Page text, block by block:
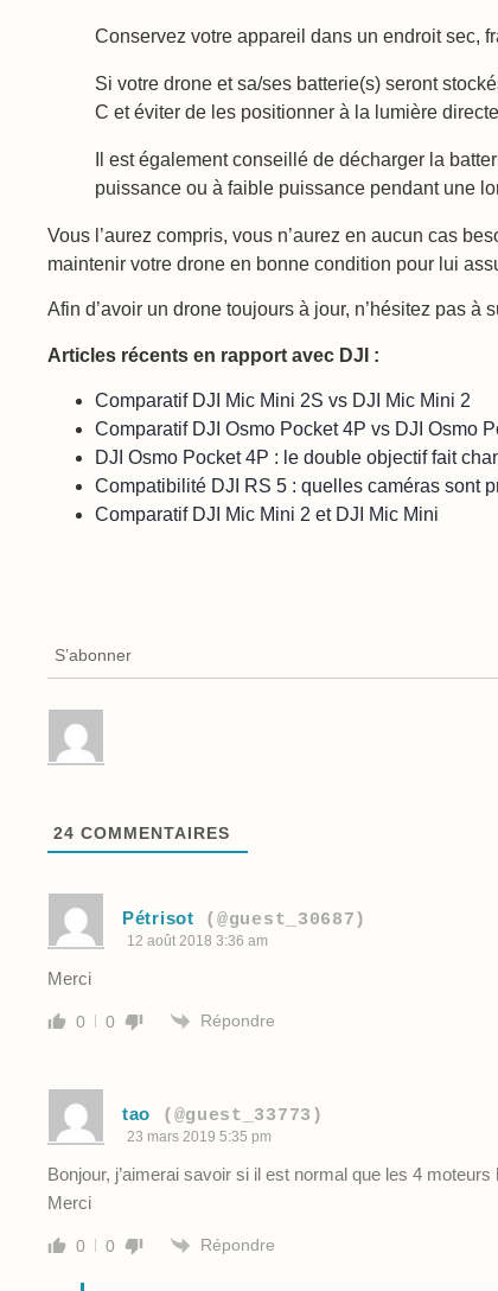
Conservez votre appareil dans un endroit sec,
Si votre drone et sa/ses batterie(s) seront
C et éviter de les positionner à la lumière
Il est également conseillé de décharger la
puissance ou à faible puissance pendant une
Vous l’aurez compris, vous n’aurez en aucun cas
maintenir votre drone en bonne condition pour lui
Afin d’avoir un drone toujours à jour, n’hésitez pas à
Articles récents en rapport avec DJI :
Comparatif DJI Mic Mini 2S vs DJI Mic Mini 2
Comparatif DJI Osmo Pocket 4P vs DJI Osmo
DJI Osmo Pocket 4P : le double objectif fait
Compatibilité DJI RS 5 : quelles caméras sont
Comparatif DJI Mic Mini 2 et DJI Mic Mini
S’abonner
24 COMMENTAIRES
Pétrisot (@guest_30687)
12 août 2018 3:36 am
Merci
0 0 Répondre
tao (@guest_33773)
23 mars 2019 5:35 pm
Bonjour, j’aimerai savoir si il est normal que les 4
Merci
0 0 Répondre